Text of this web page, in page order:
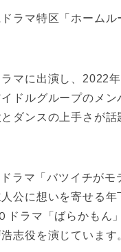
ラマ特区「ホームル
マに出演し、2022
ドルグループのメン
ダンスの上手さが話
ラマ「バツイチがモ
公に想いを寄せる年
ドラマ「ばらかもん
志役を演じています